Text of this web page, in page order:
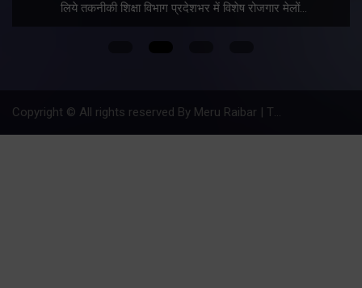
लिये तकनीकी शिक्षा विभाग प्रदेशभर में विशेष रोजगार मेलों…
Copyright © All rights reserved By Meru Raibar | Theme by